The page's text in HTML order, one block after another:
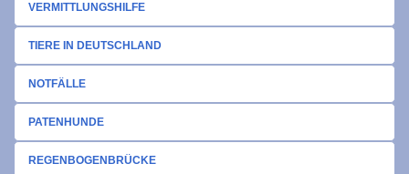
VERMITTLUNGSHILFE
TIERE IN DEUTSCHLAND
NOTFÄLLE
PATENHUNDE
REGENBOGENBRÜCKE